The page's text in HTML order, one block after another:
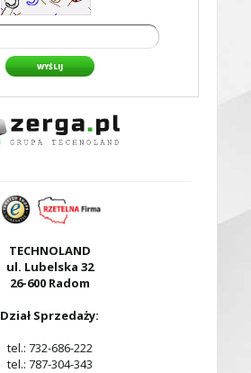
WYŚLIJ
TECHNOLAND
ul. Lubelska 32
26-600 Radom
Dział Sprzedaży:
tel.: 732-686-222
tel.: 787-304-343